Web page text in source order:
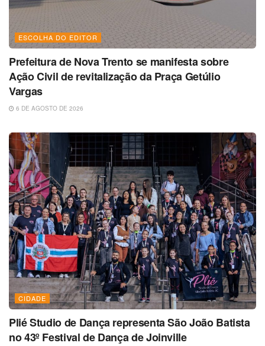
ESCOLHA DO EDITOR
Prefeitura de Nova Trento se manifesta sobre
Ação Civil de revitalização da Praça Getúlio
Vargas
6 DE AGOSTO DE 2026
CIDADE
Plié Studio de Dança representa São João Batista
no 43º Festival de Dança de Joinville